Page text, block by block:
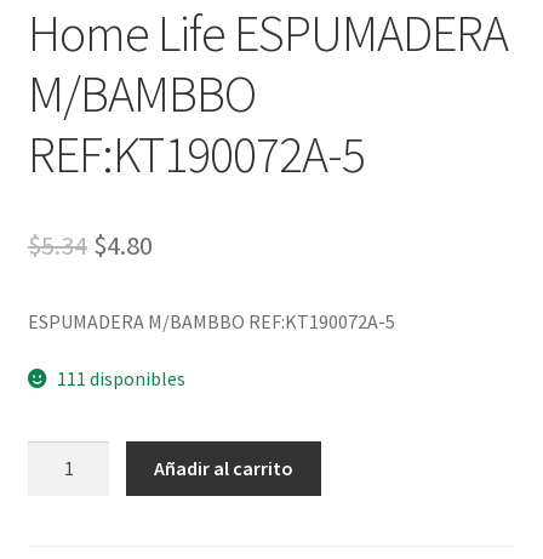
Home Life ESPUMADERA
M/BAMBBO
REF:KT190072A-5
$5.34 $4.80
ESPUMADERA M/BAMBBO REF:KT190072A-5
111 disponibles
Añadir al carrito